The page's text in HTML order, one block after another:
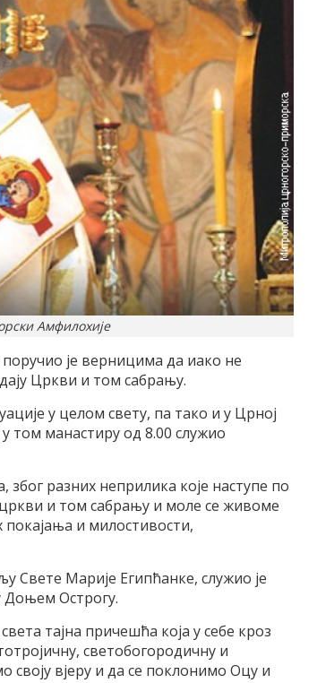
Амфилохије
је верницима да иако не
Цркви и том сабрању.
у целом свету, па тако и у Црној
у том манастиру од 8.00 служио
због разних неприлика које наступе по
цркви и том сабрању и моле се живоме
покајања и милостивости,
Свете Марије Египћанке, служио је
Доњем Острогу.
тајна причешћа која у себе кроз
светобогородичну и
своју вјеру и да се поклонимо Оцу и